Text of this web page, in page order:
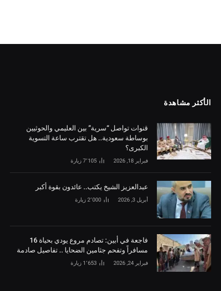
الأكثر مشاهدة
قنوات تواصل “سرية” بين العليمي والحوثيين
بوساطة سعودية.. هل تقترب ساعة التسوية
الكبرى؟
فبراير 18, 2026 7٬105 زيارة
‏عبدالعزيز الشيخ يكتب.. عائدون بقوة أكبر
أبريل 3, 2026 2٬000 زيارة
فاجعة في أبين: تصادم مروع يودي بحياة 16
مسافراً وتفحم جثامين الضحايا .. تفاصيل صادمة
فبراير 24, 2026 1٬653 زيارة